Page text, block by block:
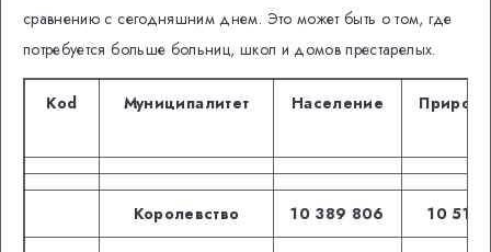
сравнению с сегодняшним днем. Это может быть о том, где
потребуется больше больниц, школ и домов престарелых.
Kod Муниципалитет Население Прирост
Королевство 10 389 806 10 511